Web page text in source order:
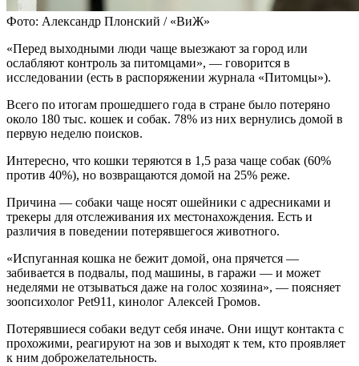
Фото: Александр Плонский / «ВиЖ»
«Перед выходными люди чаще выезжают за город или
ослабляют контроль за питомцами», — говорится в
исследовании (есть в распоряжении журнала «Питомцы»).
Всего по итогам прошедшего года в стране было потеряно
около 180 тыс. кошек и собак. 78% из них вернулись домой в
первую неделю поисков.
Интересно, что кошки теряются в 1,5 раза чаще собак (60%
против 40%), но возвращаются домой на 25% реже.
Причина — собаки чаще носят ошейники с адресниками и
трекеры для отслеживания их местонахождения. Есть и
различия в поведении потерявшегося животного.
«Испуганная кошка не бежит домой, она прячется —
забивается в подвалы, под машины, в гаражи — и может
неделями не отзываться даже на голос хозяина», — поясняет
зоопсихолог Pet911, кинолог Алексей Громов.
Потерявшиеся собаки ведут себя иначе. Они ищут контакта с
прохожими, реагируют на зов и выходят к тем, кто проявляет
к ним доброжелательность.